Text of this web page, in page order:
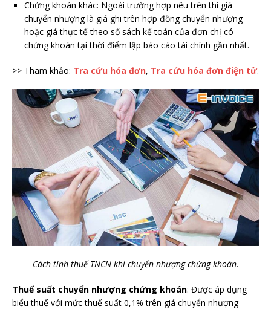
Chứng khoán khác: Ngoài trường hợp nêu trên thì giá
chuyển nhượng là giá ghi trên hợp đồng chuyển nhượng
hoặc giá thực tế theo số sách kế toán của đơn chị có
chứng khoán tại thời điểm lập báo cáo tài chính gần nhất.
>> Tham khảo: Tra cứu hóa đơn, Tra cứu hóa đơn điện tử.
Cách tính thuế TNCN khi chuyển nhượng chứng khoán.
Thuế suất chuyển nhượng chứng khoán: Được áp dụng
biểu thuế với mức thuế suất 0,1% trên giá chuyển nhượng